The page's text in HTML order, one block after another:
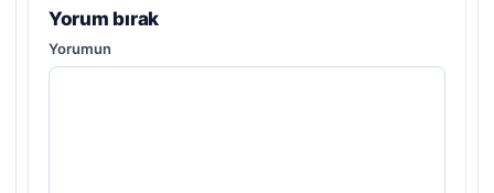
Yorum bırak
Yorumun